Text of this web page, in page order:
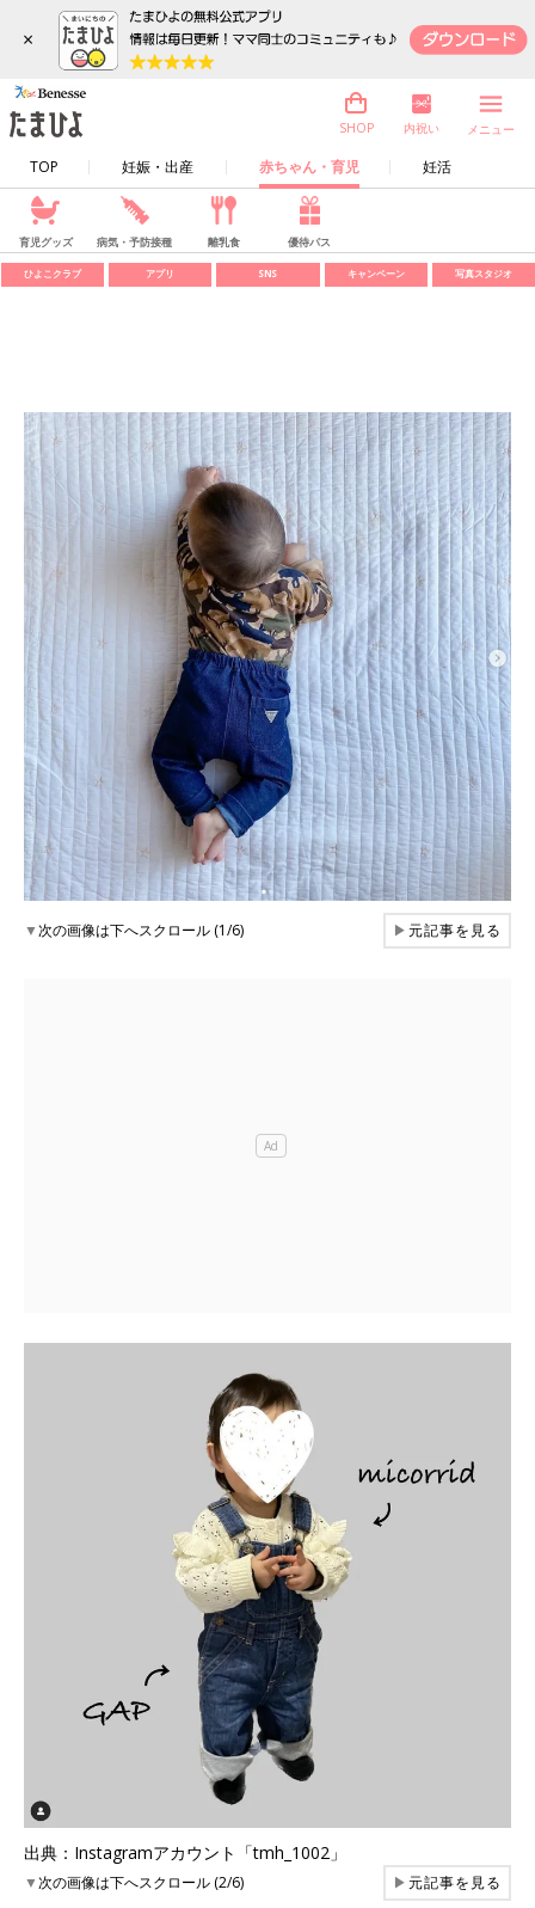
×
TOP 妊娠・出産 赤ちゃん・育児 妊活
SHOP 内祝い メニュー
育児グッズ 病気・予防接種 離乳食 優待パス
ひよこクラブ アプリ SNS キャンペーン 写真スタジオ
▼次の画像は下へスクロール (1/6) ▶元記事を見る
出典：Instagramアカウント「tmh_1002」
▼次の画像は下へスクロール (2/6) ▶元記事を見る